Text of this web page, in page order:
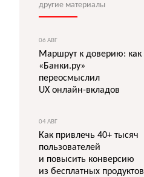
другие материалы
06 АВГ
Маршрут к доверию: как
«Банки.ру»
переосмыслил
UX онлайн-вкладов
04 АВГ
Как привлечь 40+ тысяч
пользователей
и повысить конверсию
из бесплатных продуктов